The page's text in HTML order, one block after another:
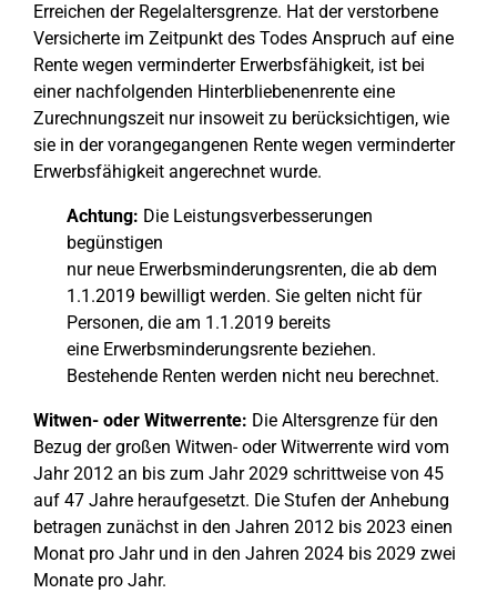
Erreichen der Regelaltersgrenze. Hat der verstorbene
Versicherte im Zeitpunkt des Todes Anspruch auf eine
Rente wegen verminderter Erwerbsfähigkeit, ist bei
einer nachfolgenden Hinterbliebenenrente eine
Zurechnungszeit nur insoweit zu berücksichtigen, wie
sie in der vorangegangenen Rente wegen verminderter
Erwerbsfähigkeit angerechnet wurde.
Achtung: Die Leistungsverbesserungen
begünstigen
nur neue Erwerbsminderungsrenten, die ab dem
1.1.2019 bewilligt werden. Sie gelten nicht für
Personen, die am 1.1.2019 bereits
eine Erwerbsminderungsrente beziehen.
Bestehende Renten werden nicht neu berechnet.
Witwen- oder Witwerrente: Die Altersgrenze für den
Bezug der großen Witwen- oder Witwerrente wird vom
Jahr 2012 an bis zum Jahr 2029 schrittweise von 45
auf 47 Jahre heraufgesetzt. Die Stufen der Anhebung
betragen zunächst in den Jahren 2012 bis 2023 einen
Monat pro Jahr und in den Jahren 2024 bis 2029 zwei
Monate pro Jahr.